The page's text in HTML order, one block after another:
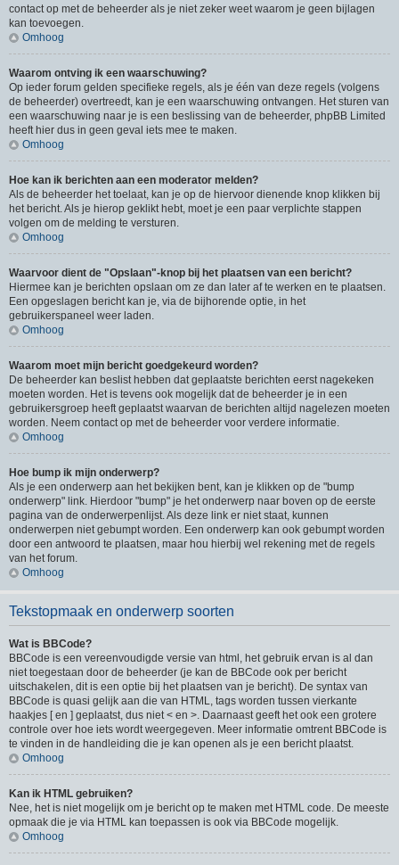
contact op met de beheerder als je niet zeker weet waarom je geen bijlagen
kan toevoegen.
Omhoog
Waarom ontving ik een waarschuwing?
Op ieder forum gelden specifieke regels, als je één van deze regels (volgens
de beheerder) overtreedt, kan je een waarschuwing ontvangen. Het sturen van
een waarschuwing naar je is een beslissing van de beheerder, phpBB Limited
heeft hier dus in geen geval iets mee te maken.
Omhoog
Hoe kan ik berichten aan een moderator melden?
Als de beheerder het toelaat, kan je op de hiervoor dienende knop klikken bij
het bericht. Als je hierop geklikt hebt, moet je een paar verplichte stappen
volgen om de melding te versturen.
Omhoog
Waarvoor dient de "Opslaan"-knop bij het plaatsen van een bericht?
Hiermee kan je berichten opslaan om ze dan later af te werken en te plaatsen.
Een opgeslagen bericht kan je, via de bijhorende optie, in het
gebruikerspaneel weer laden.
Omhoog
Waarom moet mijn bericht goedgekeurd worden?
De beheerder kan beslist hebben dat geplaatste berichten eerst nagekeken
moeten worden. Het is tevens ook mogelijk dat de beheerder je in een
gebruikersgroep heeft geplaatst waarvan de berichten altijd nagelezen moeten
worden. Neem contact op met de beheerder voor verdere informatie.
Omhoog
Hoe bump ik mijn onderwerp?
Als je een onderwerp aan het bekijken bent, kan je klikken op de "bump
onderwerp" link. Hierdoor "bump" je het onderwerp naar boven op de eerste
pagina van de onderwerpenlijst. Als deze link er niet staat, kunnen
onderwerpen niet gebumpt worden. Een onderwerp kan ook gebumpt worden
door een antwoord te plaatsen, maar hou hierbij wel rekening met de regels
van het forum.
Omhoog
Tekstopmaak en onderwerp soorten
Wat is BBCode?
BBCode is een vereenvoudigde versie van html, het gebruik ervan is al dan
niet toegestaan door de beheerder (je kan de BBCode ook per bericht
uitschakelen, dit is een optie bij het plaatsen van je bericht). De syntax van
BBCode is quasi gelijk aan die van HTML, tags worden tussen vierkante
haakjes [ en ] geplaatst, dus niet < en >. Daarnaast geeft het ook een grotere
controle over hoe iets wordt weergegeven. Meer informatie omtrent BBCode is
te vinden in de handleiding die je kan openen als je een bericht plaatst.
Omhoog
Kan ik HTML gebruiken?
Nee, het is niet mogelijk om je bericht op te maken met HTML code. De meeste
opmaak die je via HTML kan toepassen is ook via BBCode mogelijk.
Omhoog